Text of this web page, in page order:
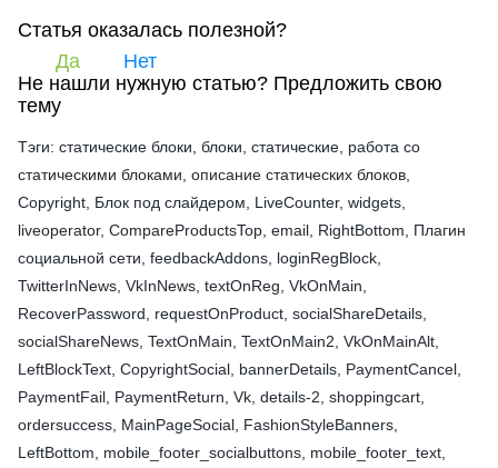
Статья оказалась полезной?
Да
Нет
Не нашли нужную статью? Предложить свою
тему
Тэги: статические блоки, блоки, статические, работа со
статическими блоками, описание статических блоков,
Copyright, Блок под слайдером, LiveCounter, widgets,
liveoperator, CompareProductsTop, email, RightBottom, Плагин
социальной сети, feedbackAddons, loginRegBlock,
TwitterInNews, VkInNews, textOnReg, VkOnMain,
RecoverPassword, requestOnProduct, socialShareDetails,
socialShareNews, TextOnMain, TextOnMain2, VkOnMainAlt,
LeftBlockText, CopyrightSocial, bannerDetails, PaymentCancel,
PaymentFail, PaymentReturn, Vk, details-2, shoppingcart,
ordersuccess, MainPageSocial, FashionStyleBanners,
LeftBottom, mobile_footer_socialbuttons, mobile_footer_text,